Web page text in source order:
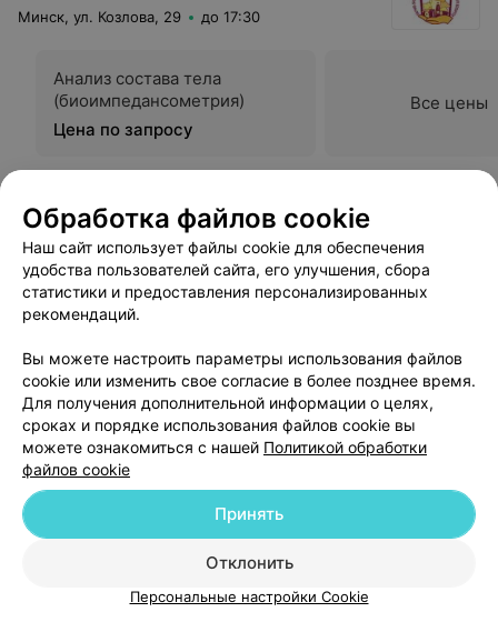
дальнейшим обследованиям и действиям. Могу с
профессиональной. Жаль, что уролог, я бы хотела
видеться чаще.
Минск, ул. Козлова, 29 до 17:30
Анализ состава тела
(биоимпедансометрия)
Цена по запросу
Все цены
ЭФФЕКТИВНАЯ РЕКЛАМА НА САЙТЕ
Добавить компанию
Добавить специалиста
Обработка файлов cookie
Наш сайт использует файлы cookie для обеспечения
удобства пользователей сайта, его улучшения, сбора
статистики и предоставления персонализированных
рекомендаций.
Вы можете настроить параметры использования файлов
cookie или изменить свое согласие в более позднее время.
Для получения дополнительной информации о целях,
сроках и порядке использования файлов cookie вы
можете ознакомиться с нашей Политикой обработки
файлов cookie
Отклонить
Принять
Персональные настройки Cookie